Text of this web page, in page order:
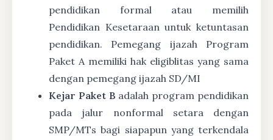
pendidikan formal atau memilih
Pendidikan Kesetaraan untuk ketuntasan
pendidikan. Pemegang ijazah Program
Paket A memiliki hak eligiblitas yang sama
dengan pemegang ijazah SD/MI
Kejar Paket B adalah program pendidikan
pada jalur nonformal setara dengan
SMP/MTs bagi siapapun yang terkendala